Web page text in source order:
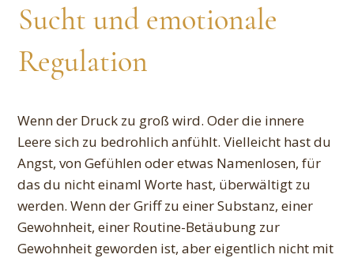
Sucht und emotionale
Regulation
Wenn der Druck zu groß wird. Oder die innere
Leere sich zu bedrohlich anfühlt. Vielleicht hast du
Angst, von Gefühlen oder etwas Namenlosen, für
das du nicht einaml Worte hast, überwältigt zu
werden. Wenn der Griff zu einer Substanz, einer
Gewohnheit, einer Routine-Betäubung zur
Gewohnheit geworden ist, aber eigentlich nicht mit